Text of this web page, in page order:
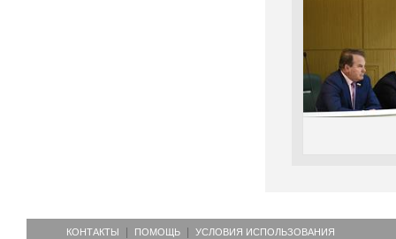
КОНТАКТЫ ПОМОЩЬ УСЛОВИЯ ИСПОЛЬЗОВАНИЯ